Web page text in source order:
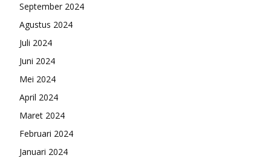
September 2024
Agustus 2024
Juli 2024
Juni 2024
Mei 2024
April 2024
Maret 2024
Februari 2024
Januari 2024